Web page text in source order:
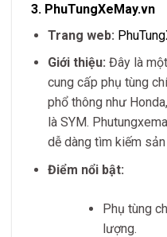
3. PhuTungXeMay.vn
Trang web:
Giới thiệu: Đây là
cung cấp phụ tùng
phổ thông như
là SYM.
dễ dàng tìm kiếm
Điểm nổi bật:
Phụ tùng
lượng.